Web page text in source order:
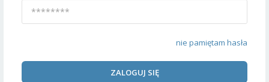
nie pamiętam hasła
ZALOGUJ SIĘ